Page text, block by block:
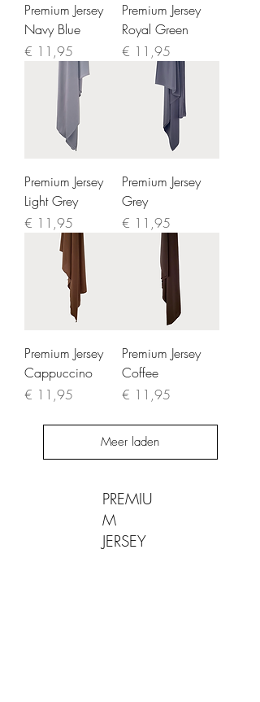
Premium Jersey
Navy Blue
Prijs
€ 11,95
Premium Jersey
Royal Green
Prijs
€ 11,95
Premium Jersey
Light Grey
Prijs
€ 11,95
Premium Jersey
Grey
Prijs
€ 11,95
Premium Jersey
Cappuccino
Prijs
€ 11,95
Premium Jersey
Coffee
Prijs
€ 11,95
Meer laden
PREMIU
M
JERSEY